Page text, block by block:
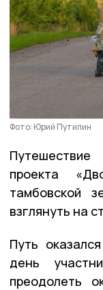
Фото: Юрий Путилин
проекта
тамбовской
взглянуть на
Путь
день
преодолеть